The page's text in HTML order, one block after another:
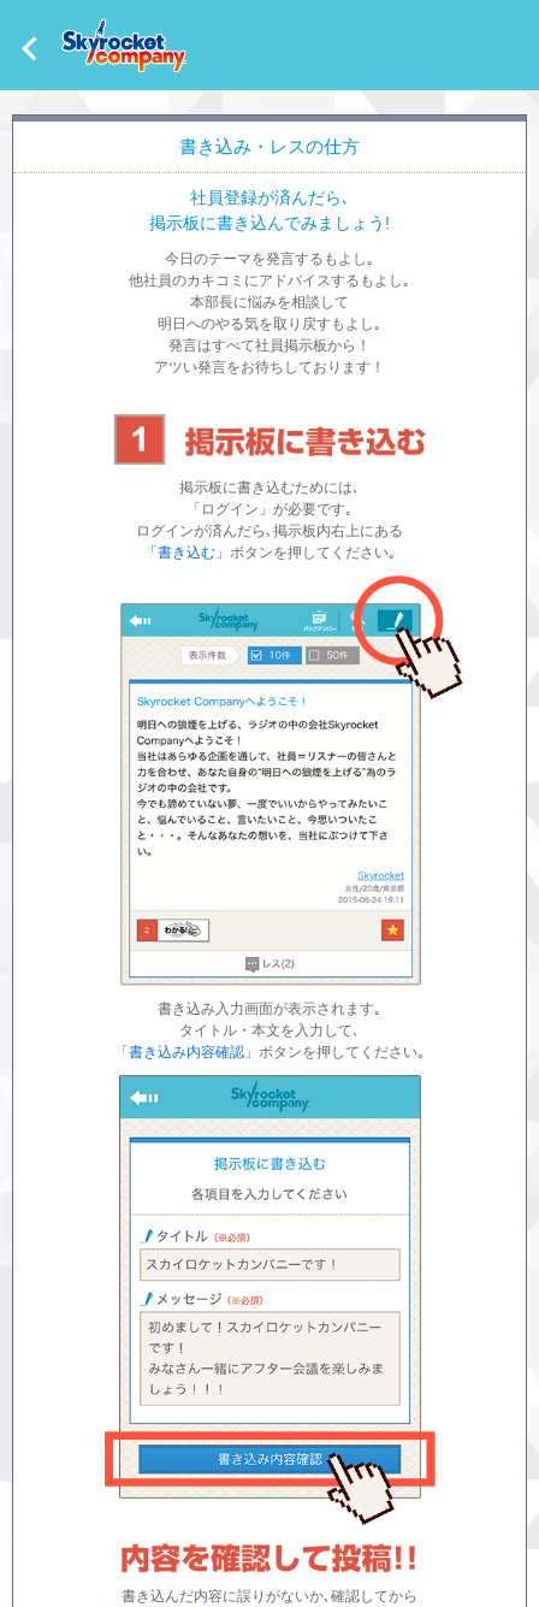
書き込み・レスの仕方
社員登録が済んだら､
掲示板に書き込んでみましょう!
今日のテーマを発言するもよし｡
他社員のカキコミにアドバイスするもよし｡
本部長に悩みを相談して
明日へのやる気を取り戻すもよし｡
発言はすべて社員掲示板から！
アツい発言をお待ちしております！
掲示板に書き込むためには､
「ログイン」が必要です｡
ログインが済んだら､掲示板内右上にある
「書き込む」 ボタンを押してください｡
書き込み入力画面が表示されます｡
タイトル・本文を入力して､
「書き込み内容確認」 ボタンを押してください｡
書き込んだ内容に誤りがないか､確認してから